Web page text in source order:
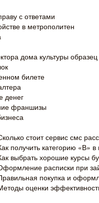
с ответами
в метрополитен
дома культуры образец
билете
денег
франшизы
стоит сервис смс
получить категорию «В»
выбрать хорошие курсы
расписки при
покупка и
оценки